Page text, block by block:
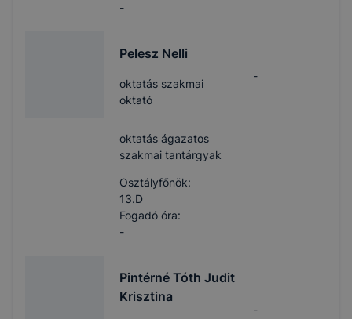
-
Pelesz Nelli
oktatás szakmai
oktató
oktatás ágazatos
szakmai tantárgyak
-
Osztályfőnök:
13.D
Fogadó óra:
-
Pintérné Tóth Judit
Krisztina
-